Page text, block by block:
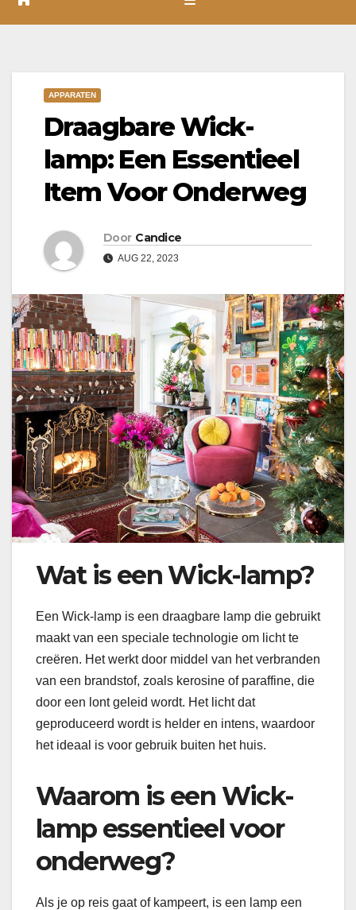
APPARATEN
Draagbare Wick-
lamp: Een Essentieel
Item Voor Onderweg
Door Candice
AUG 22, 2023
Wat is een Wick-lamp?
Een Wick-lamp is een draagbare lamp die gebruikt
maakt van een speciale technologie om licht te
creëren. Het werkt door middel van het verbranden
van een brandstof, zoals kerosine of paraffine, die
door een lont geleid wordt. Het licht dat
geproduceerd wordt is helder en intens, waardoor
het ideaal is voor gebruik buiten het huis.
Waarom is een Wick-
lamp essentieel voor
onderweg?
Als je op reis gaat of kampeert, is een lamp een